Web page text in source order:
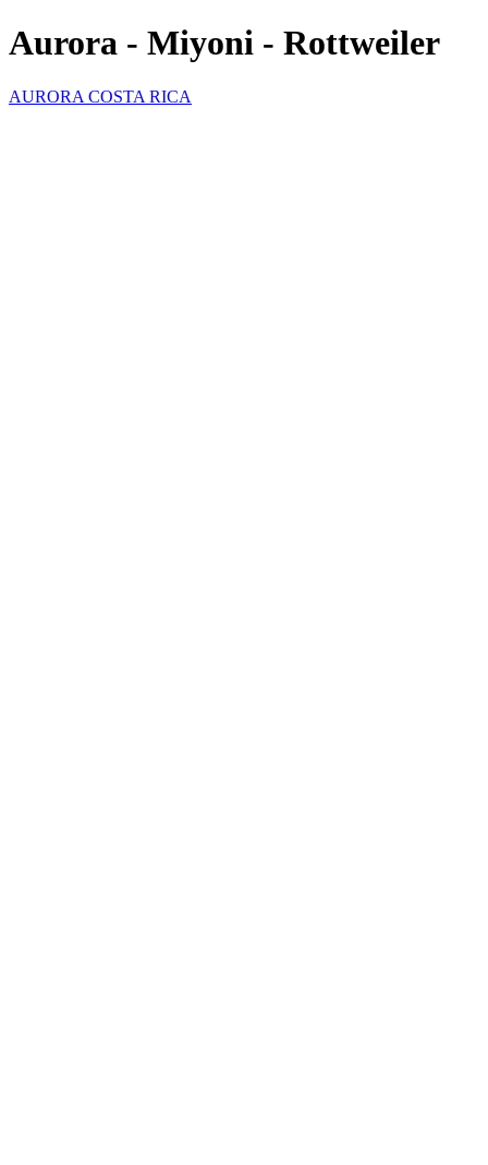
Aurora - Miyoni - Rottweiler
AURORA COSTA RICA